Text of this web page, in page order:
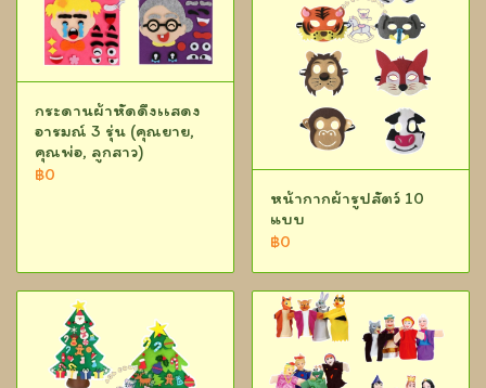
กระดานผ้าหัดดึงเเสดง
อารมณ์ 3 รุ่น (คุณยาย,
คุณพ่อ, ลูกสาว)
฿0
หน้ากากผ้ารูปสัตว์ 10
แบบ
฿0